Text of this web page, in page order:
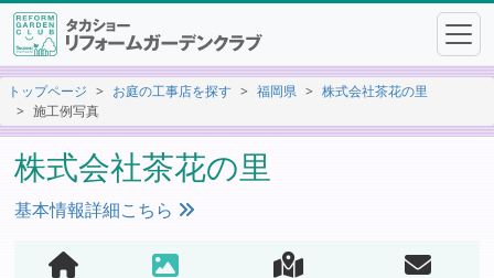
トップページ お庭の工事店を探す 福岡県
株式会社茶花の里
施工例写真
株式会社茶花の里
基本情報詳細こちら